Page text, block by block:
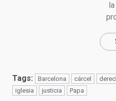
Tags: Barcelona cárcel
iglesia
justicia Papa